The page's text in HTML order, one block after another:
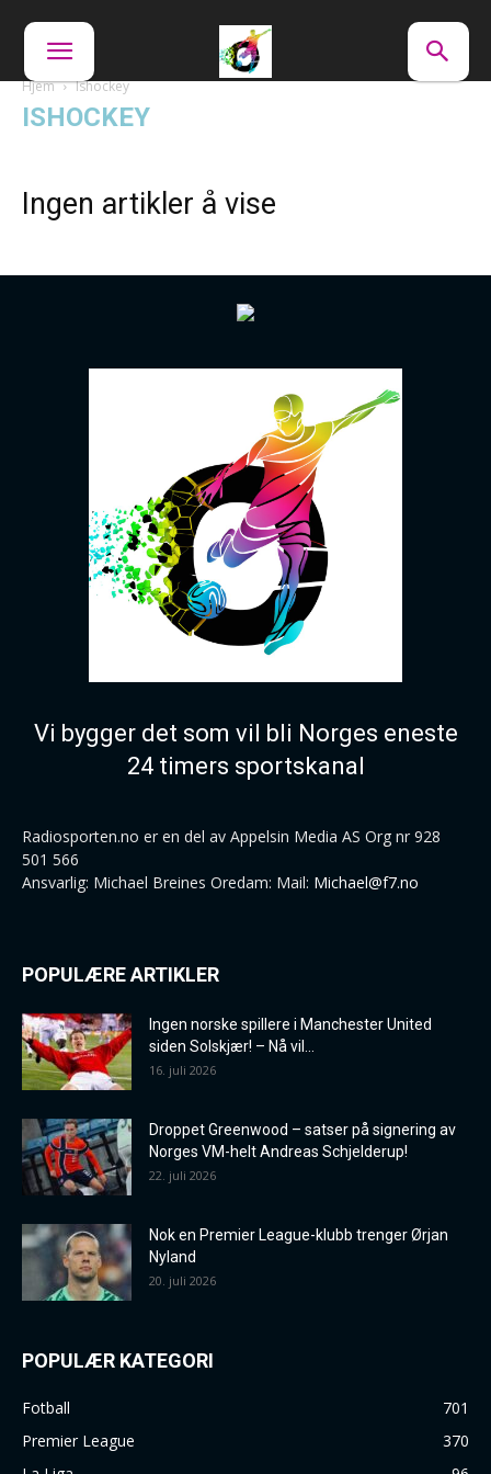
Hjem Ishockey
ISHOCKEY
Ingen artikler å vise
Vi bygger det som vil bli Norges eneste
24 timers sportskanal
Radiosporten.no er en del av Appelsin Media AS Org nr 928
501 566
Ansvarlig: Michael Breines Oredam: Mail: Michael@f7.no
POPULÆRE ARTIKLER
Ingen norske spillere i Manchester United
siden Solskjær! – Nå vil...
16. juli 2026
Droppet Greenwood – satser på signering av
Norges VM-helt Andreas Schjelderup!
22. juli 2026
Nok en Premier League-klubb trenger Ørjan
Nyland
20. juli 2026
POPULÆR KATEGORI
Fotball
701
Premier League
370